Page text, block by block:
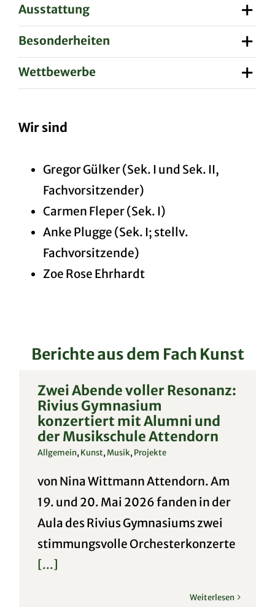
Ausstattung
Besonderheiten
Wettbewerbe
Wir sind
Gregor Gülker (Sek. I und Sek. II,
Fachvorsitzender)
Carmen Fleper (Sek. I)
Anke Plugge (Sek. I; stellv.
Fachvorsitzende)
Zoe Rose Ehrhardt
Berichte aus dem Fach Kunst
Zwei Abende voller Resonanz:
Rivius Gymnasium
konzertiert mit Alumni und
der Musikschule Attendorn
Allgemein, Kunst,Musik, Projekte
von Nina Wittmann Attendorn. Am
19. und 20. Mai 2026 fanden in der
Aula des Rivius Gymnasiums zwei
stimmungsvolle Orchesterkonzerte
[...]
Weiterlesen